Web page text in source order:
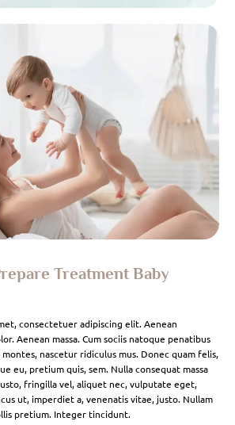
Treatment Baby
consectetuer adipiscing elit. Aenean
Aenean massa. Cum sociis natoque penatibus
nascetur ridiculus mus. Donec quam felis,
eu, pretium quis, sem. Nulla consequat massa
fringilla vel, aliquet nec, vulputate eget,
ut, imperdiet a, venenatis vitae, justo. Nullam
pretium. Integer tincidunt.